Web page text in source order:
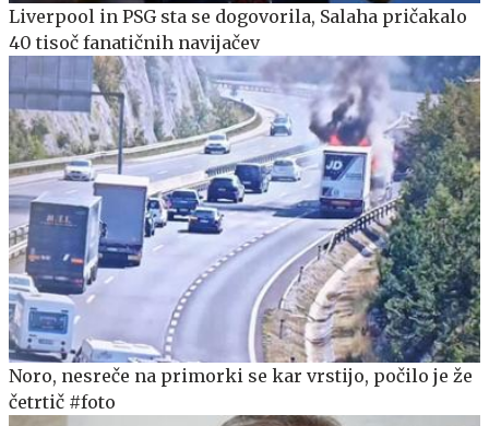
Liverpool in PSG sta se dogovorila, Salaha pričakalo
40 tisoč fanatičnih navijačev
Noro, nesreče na primorki se kar vrstijo, počilo je že
četrtič #foto